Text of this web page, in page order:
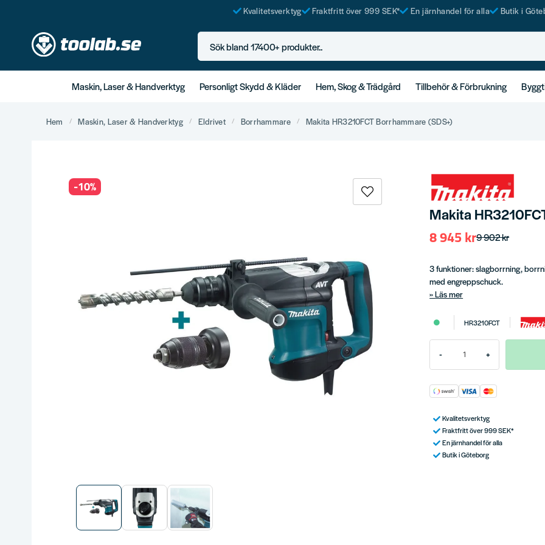
Kvalitetsverktyg Fraktfritt över 999 SEK* En järnhandel för alla Butik i
Sök bland 17400+ produkter..
Maskin, Laser & Handverktyg Personligt Skydd & Kläder Hem, Skog & Trädgård Tillbehör & Förbrukning
Hem Maskin, Laser & Handverktyg Eldrivet Borrhammare Makita HR3210FCT Borrhammare (SDS+)
-10%
Makita
9 902 kr
8 945 kr
3 funktioner: slagborrning,
med engreppschuck.
Läs mer
HR3210FCT
- +
Kvalitetsverktyg
Fraktfritt över 999 SEK*
En järnhandel för alla
Butik i Göteborg